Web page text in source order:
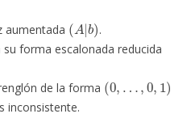
aumentada
(A|b
.
forma escalonada reducida
de la forma
(0
…
inconsistente.